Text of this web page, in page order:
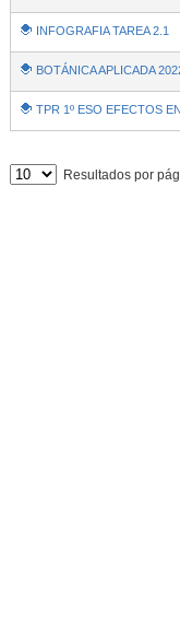
INFOGRAFIA TAREA 2.1
BOTÁNICA APLICADA
TPR 1º ESO EFECTOS
Resultados por